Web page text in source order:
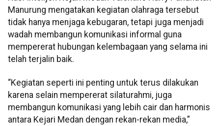
Manurung mengatakan kegiatan olahraga tersebut
tidak hanya menjaga kebugaran, tetapi juga menjadi
wadah membangun komunikasi informal guna
mempererat hubungan kelembagaan yang selama ini
telah terjalin baik.
“Kegiatan seperti ini penting untuk terus dilakukan
karena selain mempererat silaturahmi, juga
membangun komunikasi yang lebih cair dan harmonis
antara Kejari Medan dengan rekan-rekan media,”